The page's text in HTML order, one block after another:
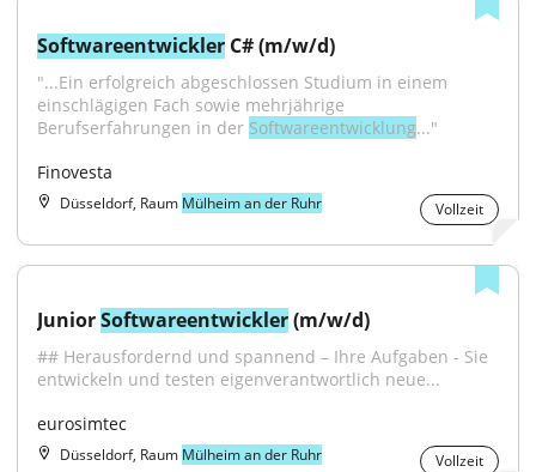
Softwareentwickler C# (m/w/d)
"...Ein erfolgreich abgeschlossen Studium in einem
einschlägigen Fach sowie mehrjährige
Berufserfahrungen in der Softwareentwicklung..."
Finovesta
Düsseldorf, Raum Mülheim an der Ruhr Vollzeit
Junior Softwareentwickler (m/w/d)
## Herausfordernd und spannend – Ihre Aufgaben - Sie
entwickeln und testen eigenverantwortlich neue...
eurosimtec
Düsseldorf, Raum Mülheim an der Ruhr Vollzeit